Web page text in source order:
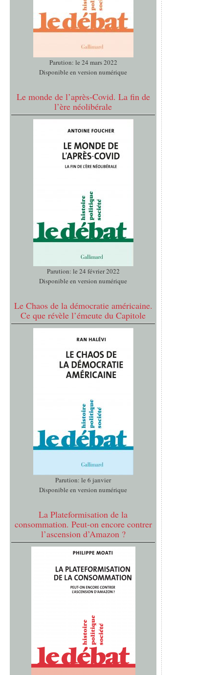
Parution: le 24 mars 2022
Disponible en version numérique
Le monde de l’après-Covid. La fin de
l’ère néolibérale
Parution: le 24 février 2022
Disponible en version numérique
Le Chaos de la démocratie américaine.
Ce que révèle l’émeute du Capitole
Parution: le 6 janvier
Disponible en version numérique
La Plateformisation de la
consommation. Peut-on encore contrer
l’ascension d’Amazon ?